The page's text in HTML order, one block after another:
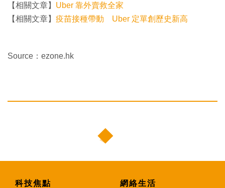
【相關文章】 Uber 靠外賣救全家
【相關文章】 疫苗接種帶動 Uber 定單創歷史新高
Source：ezone.hk
科技焦點 網絡生活